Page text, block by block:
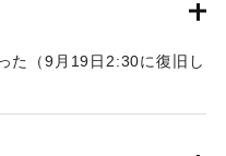
た（9月19日2:30に復旧し